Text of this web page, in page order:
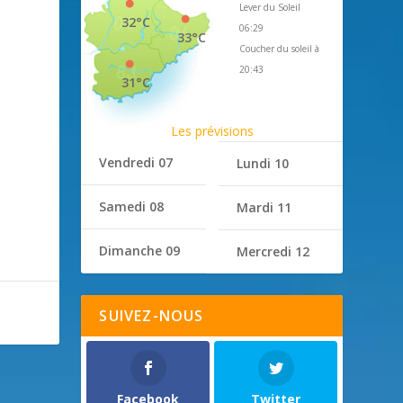
33°C
32°C
31°C
Lever du Soleil
06:29
Coucher du soleil à
20:43
Les prévisions
Vendredi 07
Samedi 08
Dimanche 09
Lundi 10
Mardi 11
Mercredi 12
SUIVEZ-NOUS
Facebook Twitter